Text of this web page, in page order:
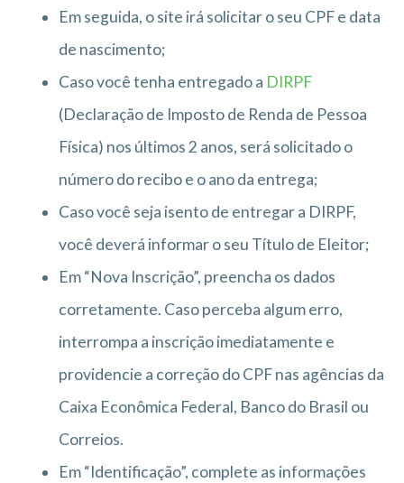
Em seguida, o site irá solicitar o seu CPF e data
de nascimento;
Caso você tenha entregado a DIRPF
(Declaração de Imposto de Renda de Pessoa
Física) nos últimos 2 anos, será solicitado o
número do recibo e o ano da entrega;
Caso você seja isento de entregar a DIRPF,
você deverá informar o seu Título de Eleitor;
Em “Nova Inscrição”, preencha os dados
corretamente. Caso perceba algum erro,
interrompa a inscrição imediatamente e
providencie a correção do CPF nas agências da
Caixa Econômica Federal, Banco do Brasil ou
Correios.
Em “Identificação”, complete as informações